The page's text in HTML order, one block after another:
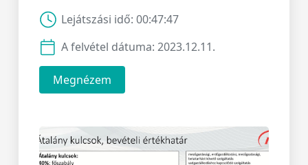
Lejátszási idő: 00:47:47
A felvétel dátuma: 2023.12.11.
Megnézem